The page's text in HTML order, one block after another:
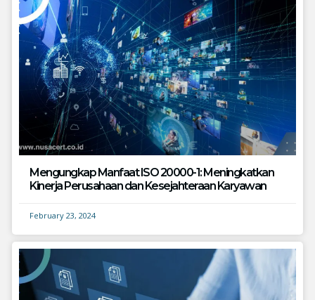
Mengungkap Manfaat ISO 20000-1: Meningkatkan
Kinerja Perusahaan dan Kesejahteraan Karyawan
February 23, 2024